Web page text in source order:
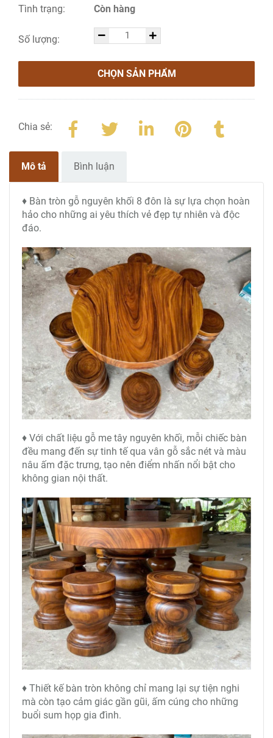
Tình trạng: Còn hàng
Số lượng:
CHỌN SẢN PHẨM
Chia sẻ:
Mô tả Bình luận
♦ Bàn tròn gỗ nguyên khối 8 đôn là sự lựa chọn hoàn
hảo cho những ai yêu thích vẻ đẹp tự nhiên và độc
đáo.
♦ Với chất liệu gỗ me tây nguyên khối, mỗi chiếc bàn
đều mang đến sự tinh tế qua vân gỗ sắc nét và màu
nâu ấm đặc trưng, tạo nên điểm nhấn nổi bật cho
không gian nội thất.
♦ Thiết kế bàn tròn không chỉ mang lại sự tiện nghi
mà còn tạo cảm giác gần gũi, ấm cúng cho những
buổi sum họp gia đình.